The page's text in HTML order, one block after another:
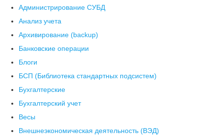
Администрирование СУБД
Анализ учета
Архивирование (backup)
Банковские операции
Блоги
БСП (Библиотека стандартных подсистем)
Бухгалтерские
Бухгалтерский учет
Весы
Внешнеэкономическая деятельность (ВЭД)